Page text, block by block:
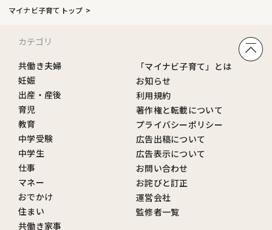
マイナビ子育てトップ
カテゴリ
共働き夫婦
妊娠
出産・産後
育児
教育
中学受験
中学生
仕事
マネー
おでかけ
住まい
共働き家事
「マイナビ子育て」とは
お知らせ
利用規約
著作権と転載について
プライバシーポリシー
広告出稿について
広告表示について
お問い合わせ
お詫びと訂正
運営会社
監修者一覧